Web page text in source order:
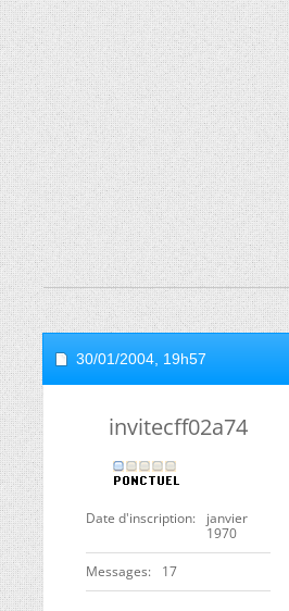
30/01/2004, 19h57
invitecff02a74
Date d'inscription
janvier
1970
Messages 17